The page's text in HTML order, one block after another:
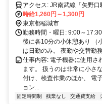
アクセス: JR南武線「矢野口駅」より徒歩12分。 稲城市内はもちろ
ん、 調布市・府中市・多摩
中です。 矢野口駅のほか、 ・稲城長沼駅 ・京王よみうりランド駅 ・
京王多摩川駅 ・調布駅 ・西
セスしやすい立地！ 南武線沿線や京王線沿線で パート・軽作業・工
場内作業 のお仕事をお探しの方にも
イク通勤OK◎ 勤務
時給1,260円～1,300円
東京都稲城市
勤務時間・曜日: 9:00～
後に各10分の小休憩あり （
は日勤のみ。 夜勤や交替勤
仕事内容: 電子機器に使用さ
ます。 扱うのは非常に小さ
付け、検査作業のほか、 電
ョン...
固定時間制 残業なし 交通費支給